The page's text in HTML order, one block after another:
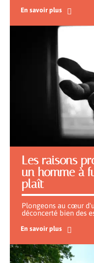
En savoir plus
Les raisons
un homme à
plaît
Plongeons au cœur
déconcerté bien des
En savoir plus